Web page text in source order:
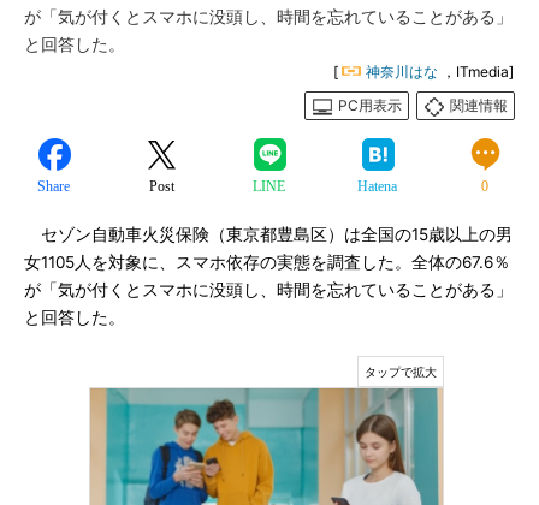
が「気が付くとスマホに没頭し、時間を忘れていることがある」
と回答した。
[ 神奈川はな ，ITmedia]
PC用表示
関連情報
Share Post LINE Hatena 0
セゾン自動車火災保険（東京都豊島区）は全国の15歳以上の男
女1105人を対象に、スマホ依存の実態を調査した。全体の67.6％
が「気が付くとスマホに没頭し、時間を忘れていることがある」
と回答した。